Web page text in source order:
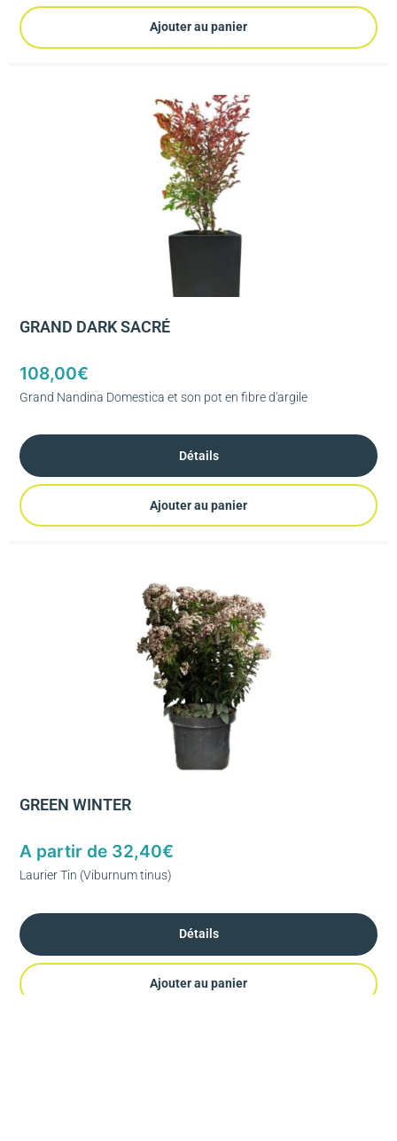
Ajouter au panier
GRAND DARK SACRÉ
108,00€
Grand Nandina Domestica et son pot en fibre d'argile
Détails
Ajouter au panier
GREEN WINTER
A partir de 32,40€
Laurier Tin (Viburnum tinus)
Détails
Ajouter au panier